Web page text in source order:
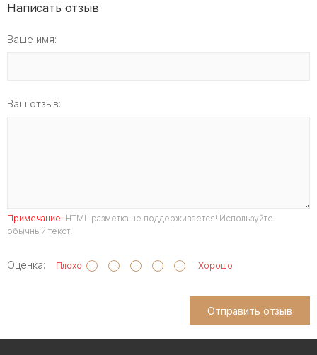
Написать отзыв
Ваше имя:
Ваш отзыв:
Примечание: HTML разметка не поддерживается! Используйте
обычный текст.
Оценка: Плохо Хорошо
Отправить отзыв